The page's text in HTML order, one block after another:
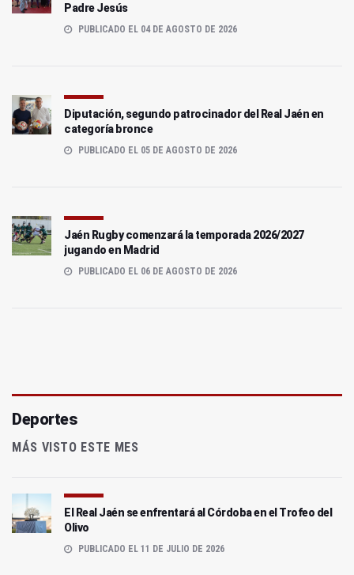
Padre Jesús
PUBLICADO EL 04 DE AGOSTO DE 2026
Diputación, segundo patrocinador del Real Jaén en
categoría bronce
PUBLICADO EL 05 DE AGOSTO DE 2026
Jaén Rugby comenzará la temporada 2026/2027
jugando en Madrid
PUBLICADO EL 06 DE AGOSTO DE 2026
Deportes
MÁS VISTO ESTE MES
El Real Jaén se enfrentará al Córdoba en el Trofeo del
Olivo
PUBLICADO EL 11 DE JULIO DE 2026